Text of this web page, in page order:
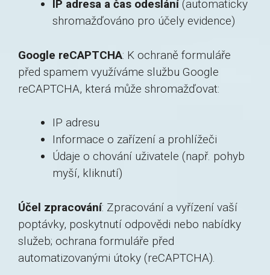
IP adresa a čas odeslání (automaticky
shromažďováno pro účely evidence)
Google reCAPTCHA: K ochraně formuláře
před spamem využíváme službu Google
reCAPTCHA, která může shromažďovat:
IP adresu
Informace o zařízení a prohlížeči
Údaje o chování uživatele (např. pohyb
myší, kliknutí)
Účel zpracování: Zpracování a vyřízení vaší
poptávky, poskytnutí odpovědi nebo nabídky
služeb; ochrana formuláře před
automatizovanými útoky (reCAPTCHA).